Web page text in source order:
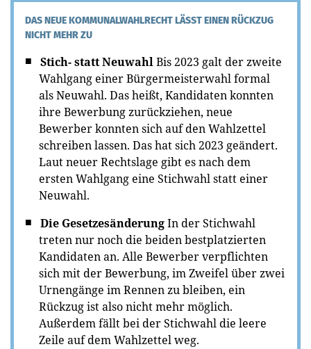
DAS NEUE KOMMUNALWAHLRECHT LÄSST EINEN RÜCKZUG
NICHT MEHR ZU
Stich- statt NeuwahlBis 2023 galt der zweite
Wahlgang einer Bürgermeisterwahl formal
als Neuwahl. Das heißt, Kandidaten konnten
ihre Bewerbung zurückziehen, neue
Bewerber konnten sich auf den Wahlzettel
schreiben lassen. Das hat sich 2023 geändert.
Laut neuer Rechtslage gibt es nach dem
ersten Wahlgang eine Stichwahl statt einer
Neuwahl.
Die GesetzesänderungIn der Stichwahl
treten nur noch die beiden bestplatzierten
Kandidaten an. Alle Bewerber verpflichten
sich mit der Bewerbung, im Zweifel über zwei
Urnengänge im Rennen zu bleiben, ein
Rückzug ist also nicht mehr möglich.
Außerdem fällt bei der Stichwahl die leere
Zeile auf dem Wahlzettel weg.